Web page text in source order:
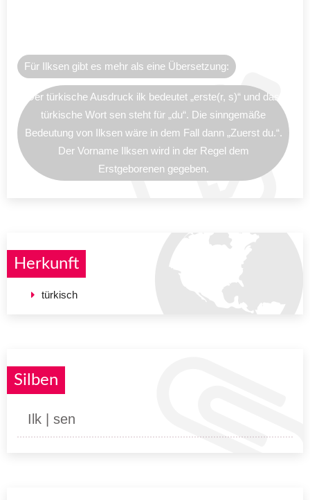
Für Ilksen gibt es mehr als eine Übersetzung:
Der türkische Ausdruck ilk bedeutet „erste(r, s)“ und das
türkische Wort sen steht für „du“. Die sinngemäße
Bedeutung von Ilksen wäre in dem Fall dann „Zuerst du.“.
Der Vorname Ilksen wird in der Regel dem
Erstgeborenen gegeben.
Herkunft
türkisch
Silben
Ilk | sen